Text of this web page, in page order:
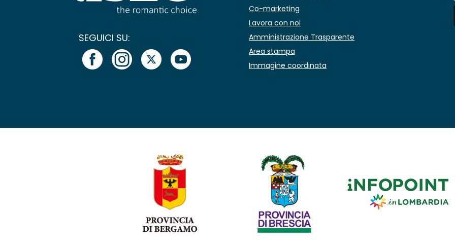
SEGUICI SU:
Co-marketing
Lavora con noi
Amministrazione Trasparente
Area stampa
Immagine coordinata